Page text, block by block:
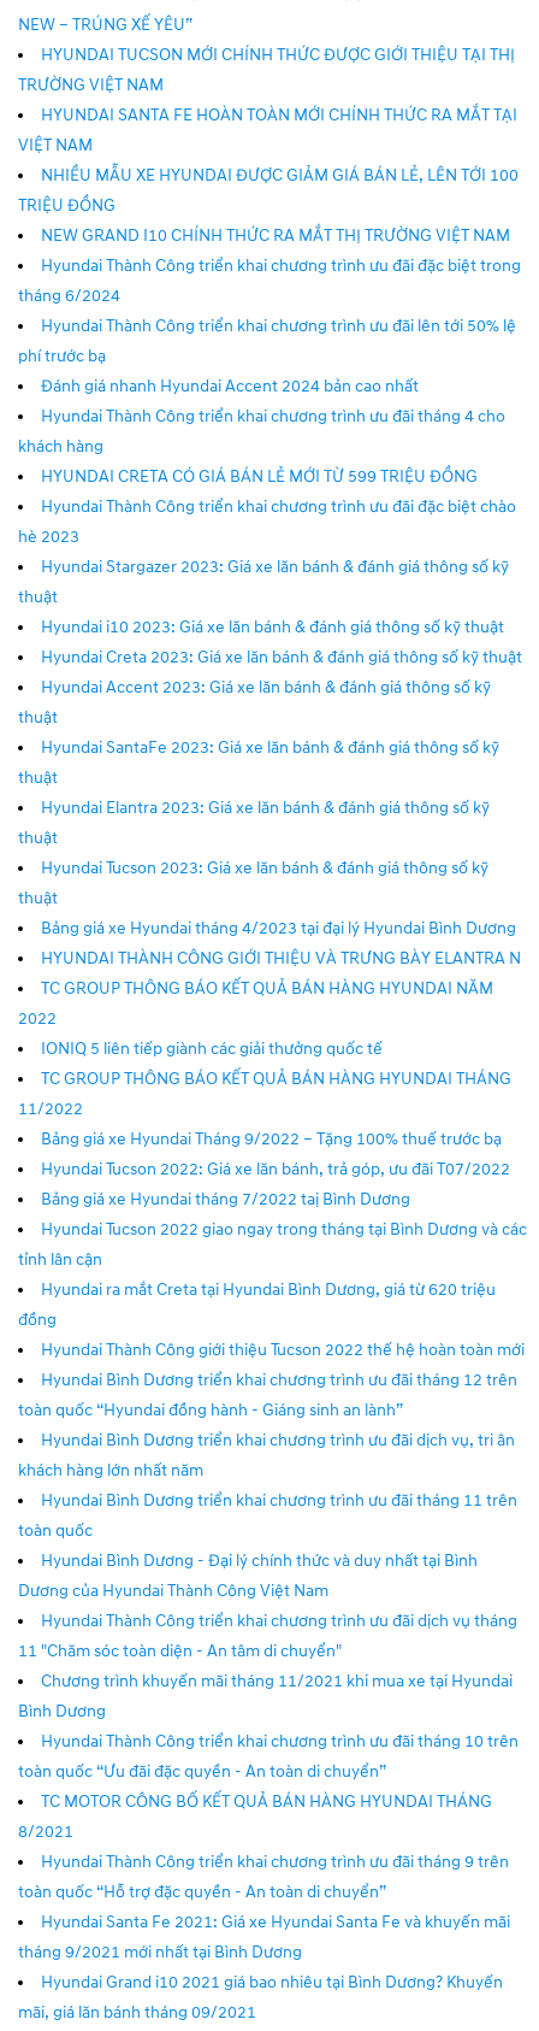
NEW – TRÚNG XẾ YÊU”
HYUNDAI TUCSON MỚI CHÍNH THỨC ĐƯỢC GIỚI THIỆU TẠI THỊ
TRƯỜNG VIỆT NAM
HYUNDAI SANTA FE HOÀN TOÀN MỚI CHÍNH THỨC RA MẮT TẠI
VIỆT NAM
NHIỀU MẪU XE HYUNDAI ĐƯỢC GIẢM GIÁ BÁN LẺ, LÊN TỚI 100
TRIỆU ĐỒNG
NEW GRAND I10 CHÍNH THỨC RA MẮT THỊ TRƯỜNG VIỆT NAM
Hyundai Thành Công triển khai chương trình ưu đãi đặc biệt trong
tháng 6/2024
Hyundai Thành Công triển khai chương trình ưu đãi lên tới 50% lệ
phí trước bạ
Đánh giá nhanh Hyundai Accent 2024 bản cao nhất
Hyundai Thành Công triển khai chương trình ưu đãi tháng 4 cho
khách hàng
HYUNDAI CRETA CÓ GIÁ BÁN LẺ MỚI TỪ 599 TRIỆU ĐỒNG
Hyundai Thành Công triển khai chương trình ưu đãi đặc biệt chào
hè 2023
Hyundai Stargazer 2023: Giá xe lăn bánh & đánh giá thông số kỹ
thuật
Hyundai i10 2023: Giá xe lăn bánh & đánh giá thông số kỹ thuật
Hyundai Creta 2023: Giá xe lăn bánh & đánh giá thông số kỹ thuật
Hyundai Accent 2023: Giá xe lăn bánh & đánh giá thông số kỹ
thuật
Hyundai SantaFe 2023: Giá xe lăn bánh & đánh giá thông số kỹ
thuật
Hyundai Elantra 2023: Giá xe lăn bánh & đánh giá thông số kỹ
thuật
Hyundai Tucson 2023: Giá xe lăn bánh & đánh giá thông số kỹ
thuật
Bảng giá xe Hyundai tháng 4/2023 tại đại lý Hyundai Bình Dương
HYUNDAI THÀNH CÔNG GIỚI THIỆU VÀ TRƯNG BÀY ELANTRA N
TC GROUP THÔNG BÁO KẾT QUẢ BÁN HÀNG HYUNDAI NĂM
2022
IONIQ 5 liên tiếp giành các giải thưởng quốc tế
TC GROUP THÔNG BÁO KẾT QUẢ BÁN HÀNG HYUNDAI THÁNG
11/2022
Bảng giá xe Hyundai Tháng 9/2022 – Tặng 100% thuế trước bạ
Hyundai Tucson 2022: Giá xe lăn bánh, trả góp, ưu đãi T07/2022
Bảng giá xe Hyundai tháng 7/2022 taị Bình Dương
Hyundai Tucson 2022 giao ngay trong tháng tại Bình Dương và các
tỉnh lân cận
Hyundai ra mắt Creta tại Hyundai Bình Dương, giá từ 620 triệu
đồng
Hyundai Thành Công giới thiệu Tucson 2022 thế hệ hoàn toàn mới
Hyundai Bình Dương triển khai chương trình ưu đãi tháng 12 trên
toàn quốc “Hyundai đồng hành - Giáng sinh an lành”
Hyundai Bình Dương triển khai chương trình ưu đãi dịch vụ, tri ân
khách hàng lớn nhất năm
Hyundai Bình Dương triển khai chương trình ưu đãi tháng 11 trên
toàn quốc
Hyundai Bình Dương - Đại lý chính thức và duy nhất tại Bình
Dương của Hyundai Thành Công Việt Nam
Hyundai Thành Công triển khai chương trình ưu đãi dịch vụ tháng
11 "Chăm sóc toàn diện - An tâm di chuyển"
Chương trình khuyến mãi tháng 11/2021 khi mua xe tại Hyundai
Bình Dương
Hyundai Thành Công triển khai chương trình ưu đãi tháng 10 trên
toàn quốc “Ưu đãi đặc quyền - An toàn di chuyển”
TC MOTOR CÔNG BỐ KẾT QUẢ BÁN HÀNG HYUNDAI THÁNG
8/2021
Hyundai Thành Công triển khai chương trình ưu đãi tháng 9 trên
toàn quốc “Hỗ trợ đặc quyền - An toàn di chuyển”
Hyundai Santa Fe 2021: Giá xe Hyundai Santa Fe và khuyến mãi
tháng 9/2021 mới nhất tại Bình Dương
Hyundai Grand i10 2021 giá bao nhiêu tại Bình Dương? Khuyến
mãi, giá lăn bánh tháng 09/2021